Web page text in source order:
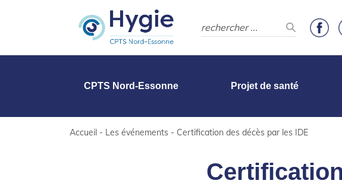
CPTS Nord-Essonne Projet de santé
Accueil - Les événements - Certification des décès par les IDE